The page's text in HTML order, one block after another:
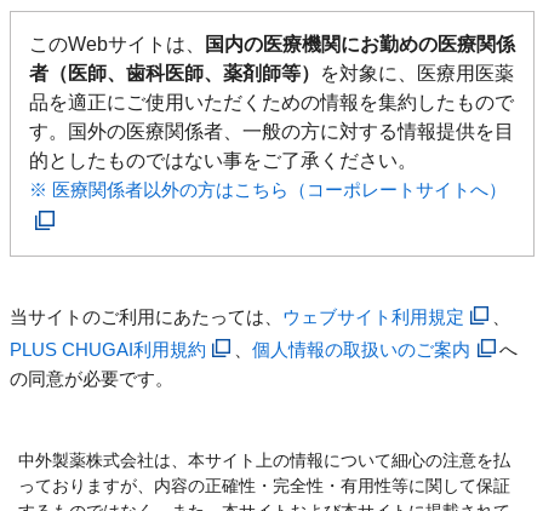
このWebサイトは、
国内の医療機関にお勤めの医療関係
者（医師、歯科医師、薬剤師等）
を対象に、医療用医薬
品を適正にご使用いただくための情報を集約したもので
す。国外の医療関係者、一般の方に対する情報提供を目
的としたものではない事をご了承ください。
※ 医療関係者以外の方はこちら（コーポレートサイトへ）
当サイトのご利用にあたっては、 ウェブサイト利用規定
PLUS CHUGAI利用規約
、個人情報の取扱いのご案内
へ
の同意が必要です。
中外製薬株式会社は、本サイト上の情報について細心の注意を払
っておりますが、内容の正確性・完全性・有用性等に関して保証